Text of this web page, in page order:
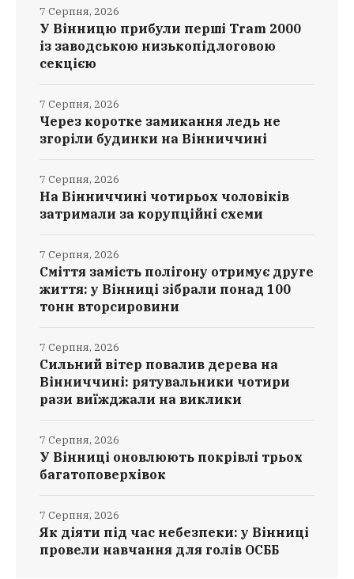
У Вінницю прибули перші Tram 2000
із заводською низькопідлоговою
секцією
7 Серпня, 2026
Через коротке замикання ледь не
згоріли будинки на Вінниччині
7 Серпня, 2026
На Вінниччині чотирьох чоловіків
затримали за корупційні схеми
7 Серпня, 2026
Сміття замість полігону отримує друге
життя: у Вінниці зібрали понад 100
тонн вторсировини
7 Серпня, 2026
Сильний вітер повалив дерева на
Вінниччині: рятувальники чотири
рази виїжджали на виклики
7 Серпня, 2026
У Вінниці оновлюють покрівлі трьох
багатоповерхівок
7 Серпня, 2026
Як діяти під час небезпеки: у Вінниці
провели навчання для голів ОСББ
7 Серпня, 2026